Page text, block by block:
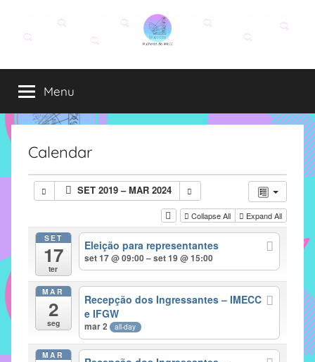
conteúdo
Grupo
Elza
Elza
é
formado
alunas,
funcionárias
IMECC
tem
como
atribuição
implementar
mecanismos
Menu
Calendar
SET 2019 – MAR 2024
Collapse All Expand All
SET
17
ter
Eleição para representantes
set 17 @ 09:00 – set 19 @ 15:00
MAR
2
seg
Recepção dos Ingressantes – IMECC
e IFGW
mar 2 all-day
MAR